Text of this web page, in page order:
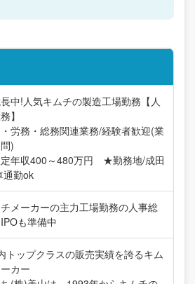
中!人気キムチの製造工場勤務【人
】
労務・総務関連業務/経験者歓迎(業
)
年収400～480万円 ★勤務地/成田
通勤ok
メーカーの主力工場勤務の人事総
も準備中
トップクラスの販売実績を誇るキム
カー